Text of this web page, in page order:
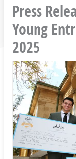
Press
Young
2025